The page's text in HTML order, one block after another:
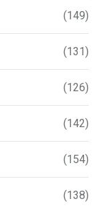
(149)
(131)
(126)
(142)
(154)
(138)